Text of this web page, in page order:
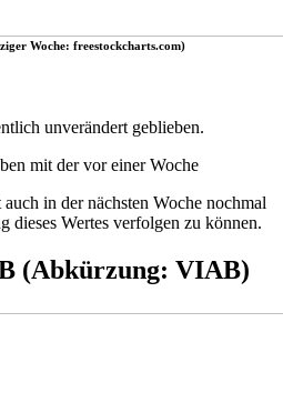
Woche: freestockcharts.com)
unverändert geblieben.
mit der vor einer Woche
in der nächsten Woche nochmal
dieses Wertes verfolgen zu können.
(Abkürzung: VIAB)